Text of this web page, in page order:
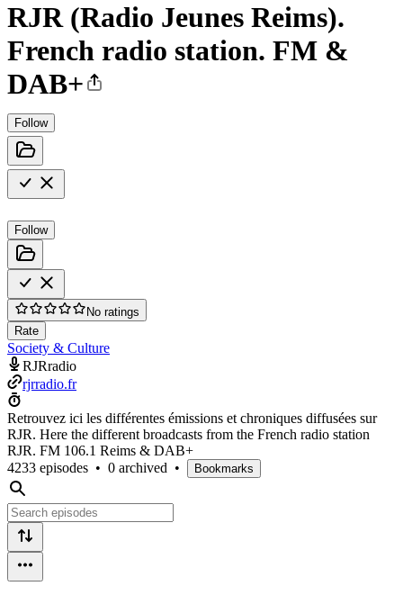
RJR (Radio Jeunes Reims).
French radio station. FM &
DAB+
Follow
Follow
No ratings
Rate
Society & Culture
RJRradio
rjrradio.fr
Retrouvez ici les différentes émissions et chroniques diffusées sur
RJR. Here the different broadcasts from the French radio station
RJR. FM 106.1 Reims & DAB+
4233 episodes • 0 archived • Bookmarks